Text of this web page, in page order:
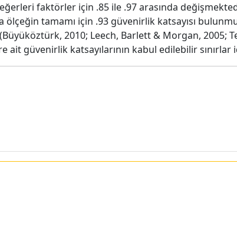
faktörler için .85 ile .97 arasında
ölçeğin tamamı için .93 güvenirlik katsayısı
2010; Leech, Barlett & Morgan, 2005;
ait güvenirlik katsayılarının kabul edilebilir